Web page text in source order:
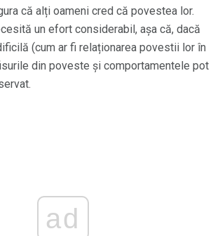
că alți oameni cred că povestea lor.
un efort considerabil, așa că, dacă
(cum ar fi relaționarea povestii lor în
din poveste și comportamentele pot
ad